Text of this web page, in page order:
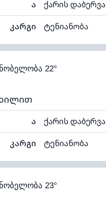
ა ქარის დაბერვა
კარგი ტენიანობა
67% (კომფორტული) ღრუბლიანობა
14°C ხილვადობა
22°
ა ქარის დაბერვა
კარგი ტენიანობა
64% (კომფორტული) ღრუბლიანობა
14°C ხილვადობა
23°